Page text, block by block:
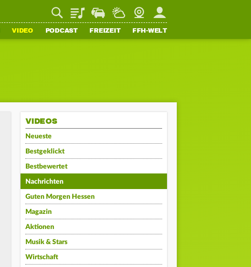
PlaylistStaupilotWetterWebcamMein FFH
VIDEO PODCAST FREIZEIT FFH-WELT
VIDEOS
Neueste
Bestgeklickt
Bestbewertet
Nachrichten
Guten Morgen Hessen
Magazin
Aktionen
Musik & Stars
Wirtschaft